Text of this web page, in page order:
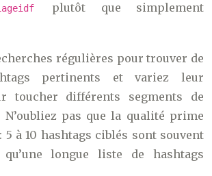
plutôt que simplement
régulières pour trouver de
pertinents et variez leur
toucher différents segments de
N’oubliez pas que la qualité prime
à 10 hashtags ciblés sont souvent
longue liste de hashtags